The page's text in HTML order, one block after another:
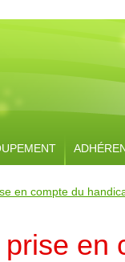
en compte du
en